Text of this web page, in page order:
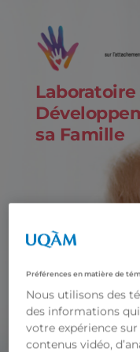
Laboratoire
sa Famille
Préférences en matière de
Nous utilisons des
des informations
votre expérience
contenus vidéo,